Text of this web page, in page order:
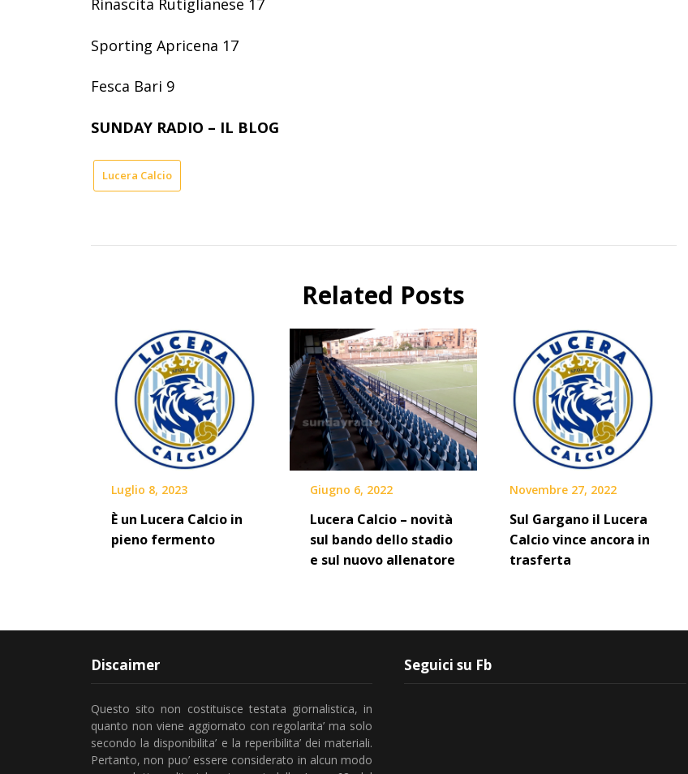
Rinascita Rutiglianese 17
Sporting Apricena 17
Fesca Bari 9
SUNDAY RADIO – IL BLOG
Lucera Calcio
Related Posts
Luglio 8, 2023
È un Lucera Calcio in
pieno fermento
Giugno 6, 2022
Lucera Calcio – novità
sul bando dello stadio
e sul nuovo allenatore
Novembre 27, 2022
Sul Gargano il Lucera
Calcio vince ancora in
trasferta
Discaimer
Questo sito non costituisce testata giornalistica, in
quanto non viene aggiornato con regolarita’ ma solo
secondo la disponibilita’ e la reperibilita’ dei materiali.
Pertanto, non puo’ essere considerato in alcun modo
Seguici su Fb